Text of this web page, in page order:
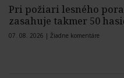
Pri požiari lesného
zasahuje takmer 50
07. 08. 2026 | Žiadne komentáre